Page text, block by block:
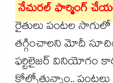
నేచురల్​ ఫార్మింగ్​
రైతులు పంటల
తగ్గించాలని మోదీ
ఫర్టిలైజర్​ వినియోగం